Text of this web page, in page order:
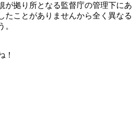
が拠り所となる監督庁の管理下にあ
たことがありませんから全く異なる
。
！